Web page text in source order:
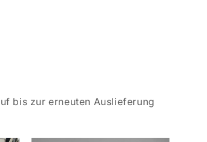
bis zur erneuten Auslieferung